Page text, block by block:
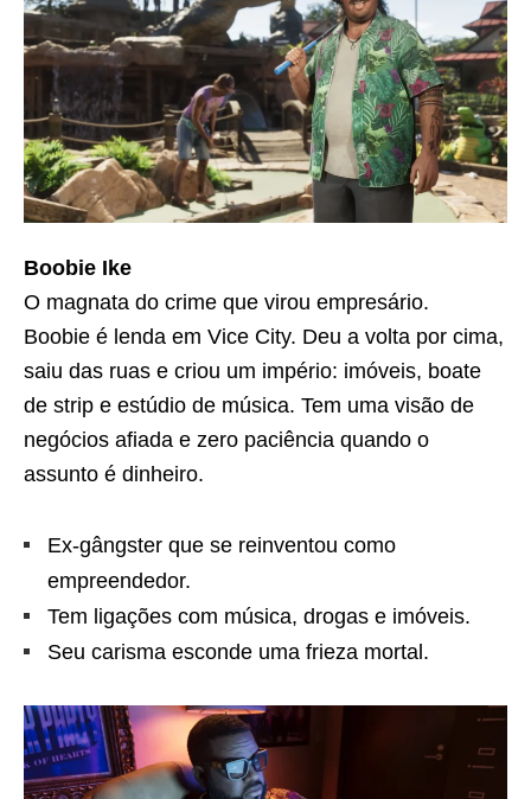
Boobie Ike
O magnata do crime que virou empresário.
Boobie é lenda em Vice City. Deu a volta por cima,
saiu das ruas e criou um império: imóveis, boate
de strip e estúdio de música. Tem uma visão de
negócios afiada e zero paciência quando o
assunto é dinheiro.
Ex-gângster que se reinventou como
empreendedor.
Tem ligações com música, drogas e imóveis.
Seu carisma esconde uma frieza mortal.